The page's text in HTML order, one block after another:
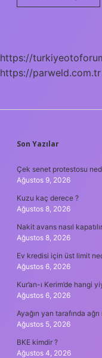
https://
https://parweld.com.tr
SIDEBAR
Son Yazılar
Çek senet protestosu
Ağustos 9, 2026
Kuzu kaç derece ?
Ağustos 8, 2026
Nakit avans nasıl
Ağustos 8, 2026
Ev kredisi için üst limit
Ağustos 6, 2026
Kur’an-ı Kerim’de hangi
Ağustos 6, 2026
Ayağın yan tarafında
Ağustos 5, 2026
BKE kimdir ?
Ağustos 4, 2026